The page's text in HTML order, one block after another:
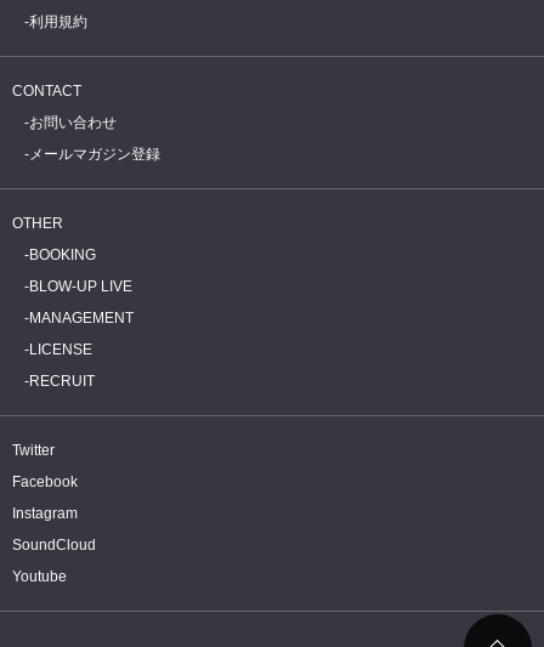
利用規約
CONTACT
お問い合わせ
メールマガジン登録
OTHER
BOOKING
BLOW-UP LIVE
MANAGEMENT
LICENSE
RECRUIT
Twitter
Facebook
Instagram
SoundCloud
Youtube